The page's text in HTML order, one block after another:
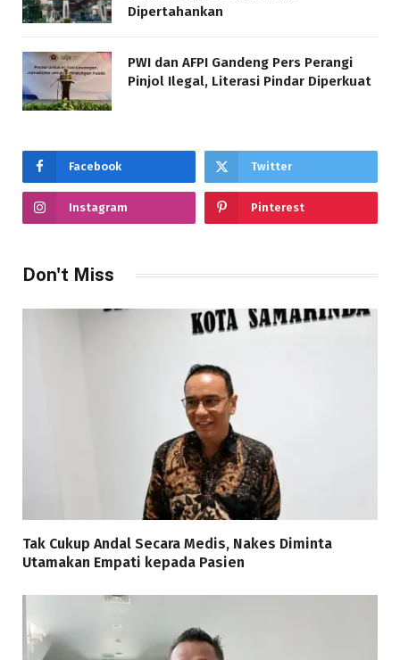
Dipertahankan
PWI dan AFPI Gandeng Pers Perangi
Pinjol Ilegal, Literasi Pindar Diperkuat
Facebook Twitter
Instagram Pinterest
Don't Miss
Tak Cukup Andal Secara Medis, Nakes Diminta
Utamakan Empati kepada Pasien